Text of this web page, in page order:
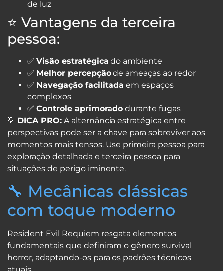
de luz
⭐ Vantagens da terceira
pessoa:
✅ Visão estratégica do ambiente
✅ Melhor percepção de ameaças ao redor
✅ Navegação facilitada em espaços
complexos
✅ Controle aprimorado durante fugas
💡 DICA PRO: A alternância estratégica entre
perspectivas pode ser a chave para sobreviver aos
momentos mais tensos. Use primeira pessoa para
exploração detalhada e terceira pessoa para
situações de perigo iminente.
🔧 Mecânicas clássicas
com toque moderno
Resident Evil Requiem resgata elementos
fundamentais que definiram o gênero survival
horror, adaptando-os para os padrões técnicos
atuais.